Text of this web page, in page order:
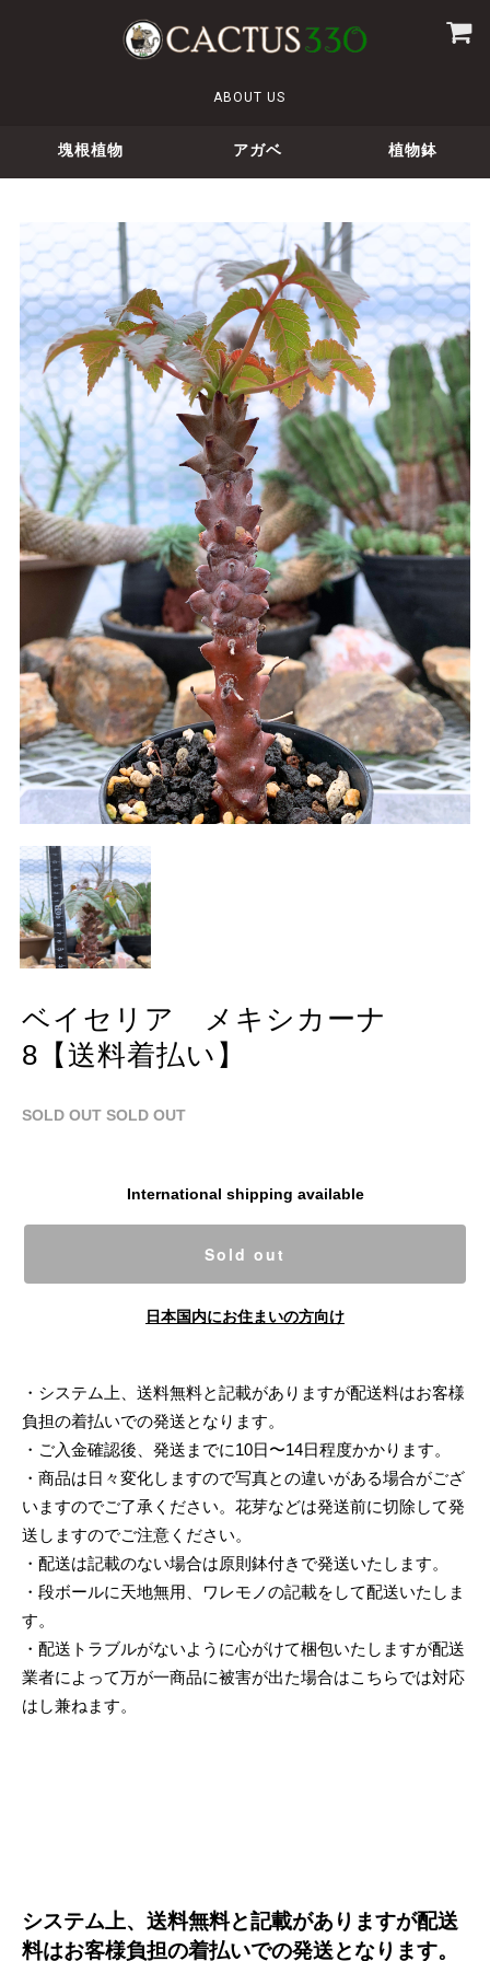
ABOUT US
塊根植物 アガベ 植物鉢
ベイセリア メキシカーナ
8【送料着払い】
SOLD OUT SOLD OUT
International shipping available
Sold out
日本国内にお住まいの方向け
・システム上、送料無料と記載がありますが配送料はお客様
負担の着払いでの発送となります。
・ご入金確認後、発送までに10日〜14日程度かかります。
・商品は日々変化しますので写真との違いがある場合がござ
いますのでご了承ください。花芽などは発送前に切除して発
送しますのでご注意ください。
・配送は記載のない場合は原則鉢付きで発送いたします。
・段ボールに天地無用、ワレモノの記載をして配送いたしま
す。
・配送トラブルがないように心がけて梱包いたしますが配送
業者によって万が一商品に被害が出た場合はこちらでは対応
はし兼ねます。
システム上、送料無料と記載がありますが配送
料はお客様負担の着払いでの発送となります。